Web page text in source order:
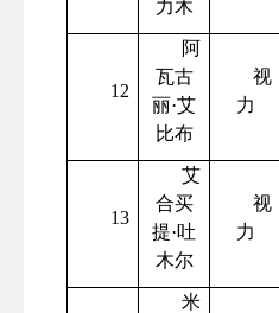
力木
12
阿
瓦古
丽·艾
比布
视
力
13
艾
合买
提·吐
木尔
视
力
米